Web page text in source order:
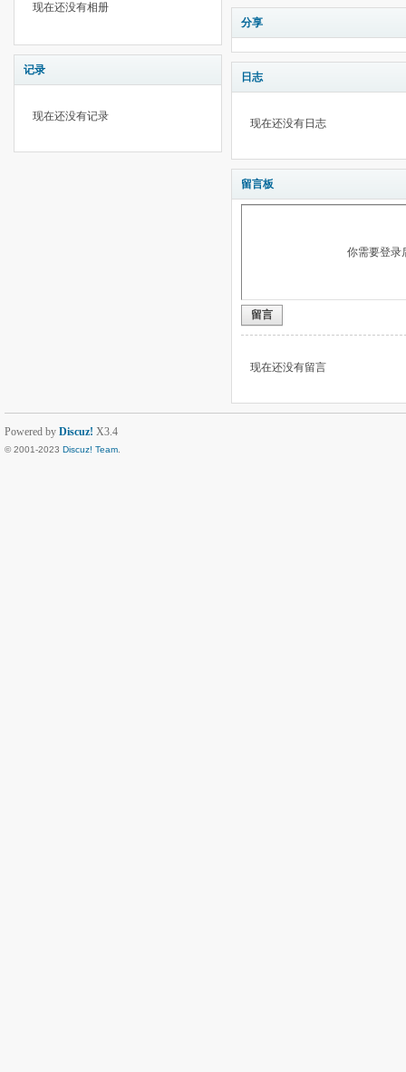
现在还没有相册
记录
现在还没有记录
分享
日志
现在还没有日志
留言板
你需要登录
留言
现在还没有留言
Powered by Discuz! X3.4
© 2001-2023 Discuz! Team